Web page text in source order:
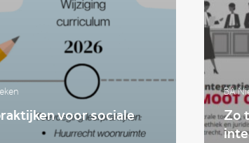
voor sociale
BA
Zo